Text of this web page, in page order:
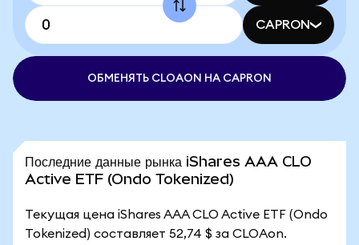
CAPRON
ОБМЕНЯТЬ CLOAON НА CAPRON
Последние данные рынка iShares AAA CLO
Active ETF (Ondo Tokenized)
Текущая цена iShares AAA CLO Active ETF (Ondo
Tokenized) составляет 52,74 $ за CLOAon.